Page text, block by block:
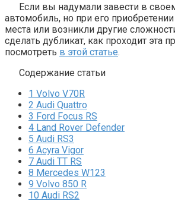
Если вы надумали завести в
автомобиль, но при его
места или возникли другие
сделать дубликат, как проходит эта
посмотреть в этой статье.
Содержание статьи
1 Volvo V70R
2 Audi Quattro
3 Ford Focus RS
4 Land Rover Defender
5 Audi RS3
6 Acyra Vigor
7 Audi TT RS
8 Mercedes W123
9 Volvo 850 R
10 Audi RS2